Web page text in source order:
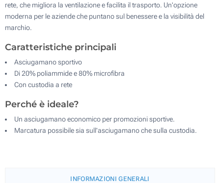
rete, che migliora la ventilazione e facilita il trasporto. Un'opzione
moderna per le aziende che puntano sul benessere e la visibilità del
marchio.
Caratteristiche principali
Asciugamano sportivo
Di 20% poliammide e 80% microfibra
Con custodia a rete
Perché è ideale?
Un asciugamano economico per promozioni sportive.
Marcatura possibile sia sull'asciugamano che sulla custodia.
INFORMAZIONI GENERALI